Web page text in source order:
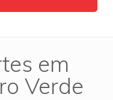
em
Verde